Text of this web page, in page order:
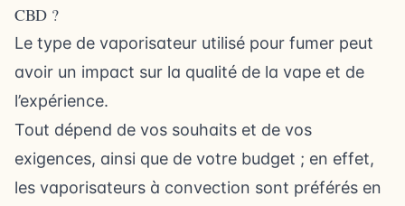
CBD ?
Le type de vaporisateur utilisé pour fumer peut
avoir un impact sur la qualité de la vape et de
l’expérience.
Tout dépend de vos souhaits et de vos
exigences, ainsi que de votre budget ; en effet,
les vaporisateurs à convection sont préférés en